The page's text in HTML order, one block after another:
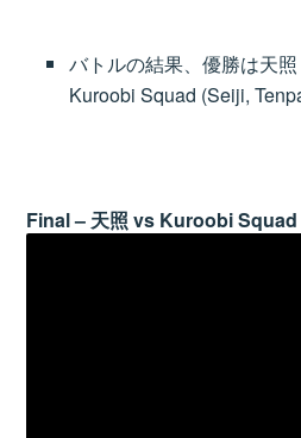
バトルの結果、優勝は天
Kuroobi Squad (Seiji,
Final – 天照 vs Kuroobi Squad